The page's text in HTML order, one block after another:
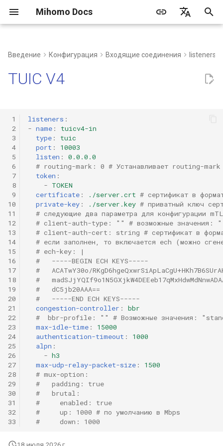
Mihomo Docs
English
н
ц
и
я
п
о
и
с
к
а
вопросы
Веб-панель
Создание сервиса
Сторонние инструменты/
клиенты
Процесс разрешения DNS
dialer-proxy
Встроенные исходящие
соединения
DIRECT
DNS
Rematch
HTTP
SOCKS
Shadowsocks
ShadowsocksR
Snell
VMess
VLESS
прокси
группы прокси
Автоматический выбор
Автоматический откат
Балансировка нагрузки
Цепочка прокси
правил
Введение Конфигурация Входящие соединения listeners
TUIC V4
1
2
3
4
5
6
7
8
9
10
11
12
13
14
15
16
17
18
19
20
21
22
23
24
25
26
27
28
29
30
31
32
33
listeners :
- name :
tuicv4-in
type :
tuic
port :
10003
listen :
0.0.0.0
# routing-mark: 0 # Устанавливает routing-mark
token :
- TOKEN
certificate : ./server.crt # сертификат в
private-key : ./server.key # приватный ключ
# следующие два параметра для
# client-auth-type: "" # возможные
# client-auth-cert: string # сертификат в
# если заполнен, то включается ech (можно
# ech-key: |
#   -----BEGIN ECH KEYS-----
#   ACATwY30o/
#
#   dC5jb20AAA==
#   -----END ECH KEYS-----
congestion-controller :
bbr
#  bbr-profile: "" # Возможные значения:
max-idle-time :
15000
authentication-timeout :
1000
alpn :
- h3
max-udp-relay-packet-size :
1500
# mux-option:
#   padding: true
#   brutal:
#     enabled: true
#     up: 1000 # по умолчанию в Mbps
#     down: 1000